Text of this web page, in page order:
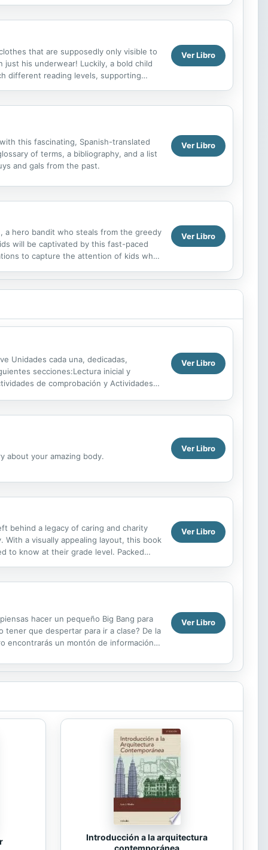
that are supposedly only visible to
his underwear! Luckily, a bold child
different reading levels, supporting
Ver Libro
this fascinating, Spanish-translated
of terms, a bibliography, and a list
and gals from the past.
Ver Libro
a hero bandit who steals from the greedy
will be captivated by this fast-paced
to capture the attention of kids who
Ver Libro
Unidades cada una, dedicadas,
secciones:Lectura inicial y
de comprobación y Actividades
Ver Libro
about your amazing body.
Ver Libro
behind a legacy of caring and charity
With a visually appealing layout, this book
to know at their grade level. Packed
Ver Libro
hacer un pequeño Big Bang para
tener que despertar para ir a clase? De la
encontrarás un montón de información
Ver Libro
Introducción a la arquitectura
contemporánea